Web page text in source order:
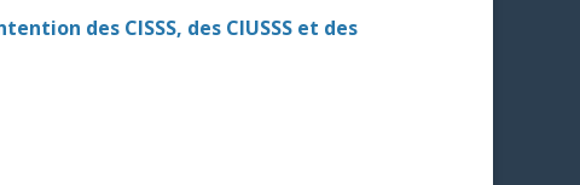
des CISSS, des CIUSSS et des